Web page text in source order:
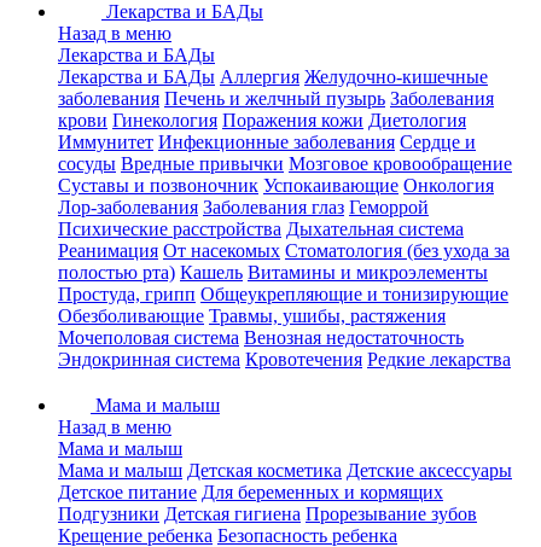
Лекарства и БАДы
Назад в меню
Лекарства и БАДы
Лекарства и БАДы Аллергия Желудочно-кишечные
заболевания Печень и желчный пузырь Заболевания
крови Гинекология Поражения кожи Диетология
Иммунитет Инфекционные заболевания Сердце и
сосуды Вредные привычки Мозговое кровообращение
Суставы и позвоночник Успокаивающие Онкология
Лор-заболевания Заболевания глаз Геморрой
Психические расстройства Дыхательная система
Реанимация От насекомых Стоматология (без ухода за
полостью рта) Кашель Витамины и микроэлементы
Простуда, грипп Общеукрепляющие и тонизирующие
Обезболивающие Травмы, ушибы, растяжения
Мочеполовая система Венозная недостаточность
Эндокринная система Кровотечения Редкие лекарства
Мама и малыш
Назад в меню
Мама и малыш
Мама и малыш Детская косметика Детские аксессуары
Детское питание Для беременных и кормящих
Подгузники Детская гигиена Прорезывание зубов
Крещение ребенка Безопасность ребенка